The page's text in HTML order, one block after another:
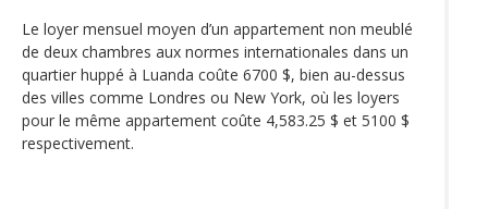
Le loyer mensuel moyen d’un appartement non meublé
de deux chambres aux normes internationales dans un
quartier huppé à Luanda coûte 6700 $, bien au-dessus
des villes comme Londres ou New York, où les loyers
pour le même appartement coûte 4,583.25 $ et 5100 $
respectivement.